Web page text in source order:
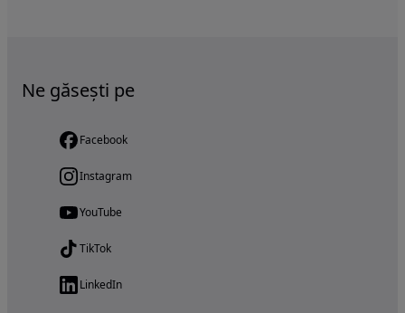
Ne găsești pe
Facebook
Instagram
YouTube
TikTok
LinkedIn